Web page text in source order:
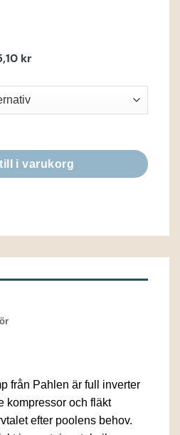
krPrisintervall:
mängd
i varukorg
från Pahlen är full inverter
kompressor och fläkt
efter poolens behov.